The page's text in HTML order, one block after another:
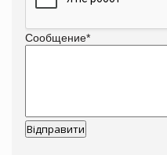
Сообщение*